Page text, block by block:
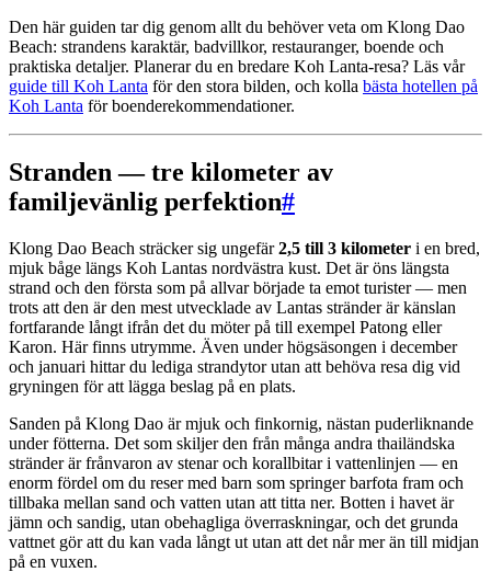
Den här guiden tar dig genom allt du behöver veta om Klong Dao
Beach: strandens karaktär, badvillkor, restauranger, boende och
praktiska detaljer. Planerar du en bredare Koh Lanta-resa? Läs vår
guide till Koh Lanta för den stora bilden, och kolla bästa hotellen på
Koh Lanta för boenderekommendationer.
Stranden — tre kilometer av
familjevänlig perfektion#
Klong Dao Beach sträcker sig ungefär2,5 till 3 kilometer i en bred,
mjuk båge längs Koh Lantas nordvästra kust. Det är öns längsta
strand och den första som på allvar började ta emot turister — men
trots att den är den mest utvecklade av Lantas stränder är känslan
fortfarande långt ifrån det du möter på till exempel Patong eller
Karon. Här finns utrymme. Även under högsäsongen i december
och januari hittar du lediga strandytor utan att behöva resa dig vid
gryningen för att lägga beslag på en plats.
Sanden på Klong Dao är mjuk och finkornig, nästan puderliknande
under fötterna. Det som skiljer den från många andra thailändska
stränder är frånvaron av stenar och korallbitar i vattenlinjen — en
enorm fördel om du reser med barn som springer barfota fram och
tillbaka mellan sand och vatten utan att titta ner. Botten i havet är
jämn och sandig, utan obehagliga överraskningar, och det grunda
vattnet gör att du kan vada långt ut utan att det når mer än till midjan
på en vuxen.